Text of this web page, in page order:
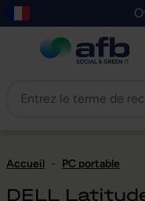
au contenu principal
Skip to B2B platform
Accueil - PC portable
DELL